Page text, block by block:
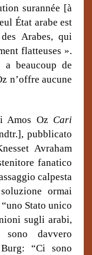
surannée [à
État arabe est
Arabes, qui
flatteuses ».
beaucoup de
n’offre aucune
Amos Oz Cari
pubblicato
Avraham
fanatico
calpesta
ormai
Stato unico
sugli arabi,
davvero
“Ci sono